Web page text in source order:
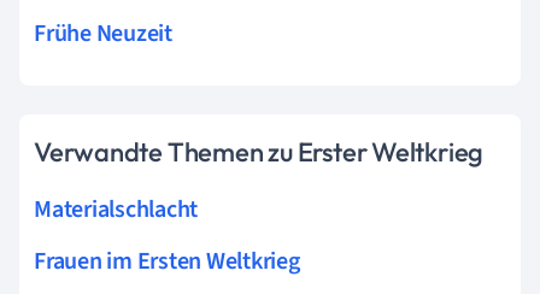
Frühe Neuzeit
Verwandte Themen zu Erster Weltkrieg
Materialschlacht
Frauen im Ersten Weltkrieg